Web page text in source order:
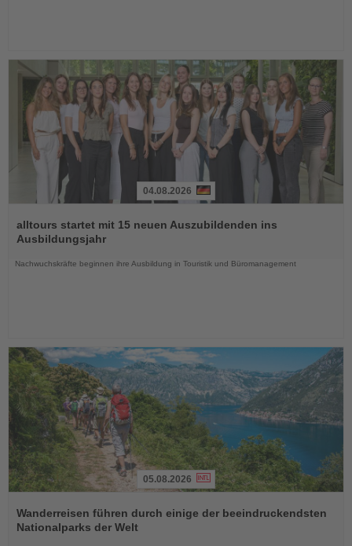
Sie
die
04.08.2026
alltours startet mit 15 neuen Auszubildenden ins
Ausbildungsjahr
Nachwuchskräfte beginnen ihre Ausbildung in Touristik und Büromanagement
Sie
die
Nachrichten
05.08.2026
Wanderreisen führen durch einige der beeindruckendsten
Nationalparks der Welt